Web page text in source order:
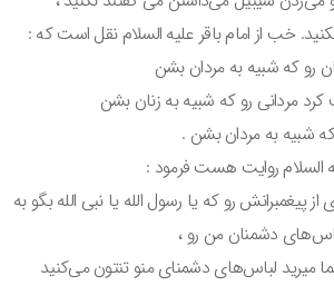
خب از امام باقر علیه السلام نقل است که :
رو که شبیه به مردان بشن
مردانی رو که شبیه به زنان بشن
شبیه به مردان بشن .
روایت هست فرمود :
پیغمبرانش رو که یا رسول الله یا نبی الله بگو به
دشمنان من رو ،
میرید لباس‌های دشمنای منو تنتون می‌کنید